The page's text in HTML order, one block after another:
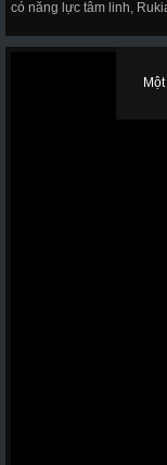
có năng lực tâm linh,